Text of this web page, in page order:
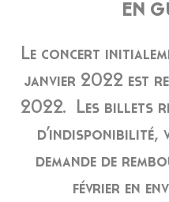
EN
Le concert
janvier 2022 est
2022. Les billets
d’indisponibilité,
demande de
février en